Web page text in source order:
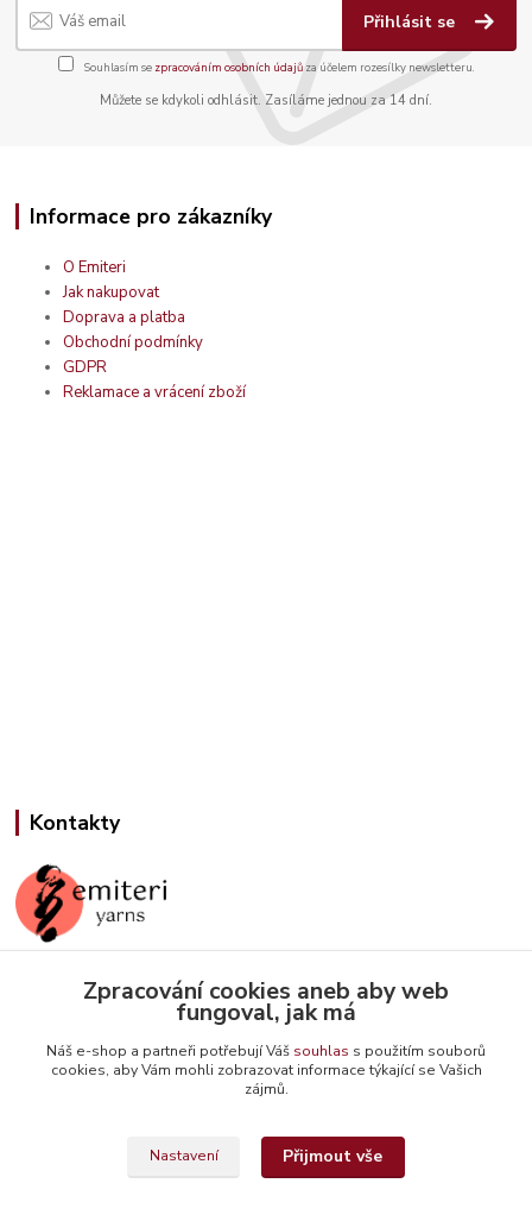
Přihlásit se
Souhlasím se zpracováním osobních údajůza účelem rozesílky newsletteru.
Můžete se kdykoli odhlásit. Zasíláme jednou za 14 dní.
Informace pro zákazníky
O Emiteri
Jak nakupovat
Doprava a platba
Obchodní podmínky
GDPR
Reklamace a vrácení zboží
Kontakty
Jana Slámová
+420 608 507 824
info@emiteriyarns.cz
Zpracování cookies aneb aby web
fungoval, jak má
Náš e-shop a partneři potřebují Váš souhlas s použitím souborů
cookies, aby Vám mohli zobrazovat informace týkající se Vašich
zájmů.
Nastavení Přijmout vše